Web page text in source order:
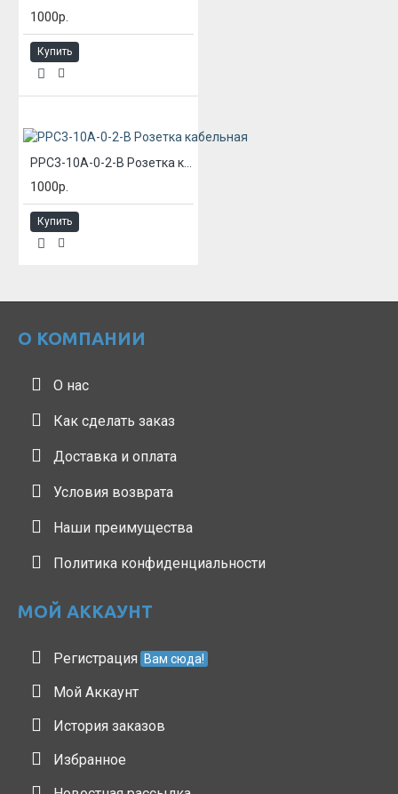
1000р.
Купить
1000р.
Купить
О КОМПАНИИ
О нас
Как сделать заказ
Доставка и оплата
Условия возврата
Наши преимущества
Политика конфиденциальности
МОЙ АККАУНТ
Регистрация Вам сюда!
Мой Аккаунт
История заказов
Избранное